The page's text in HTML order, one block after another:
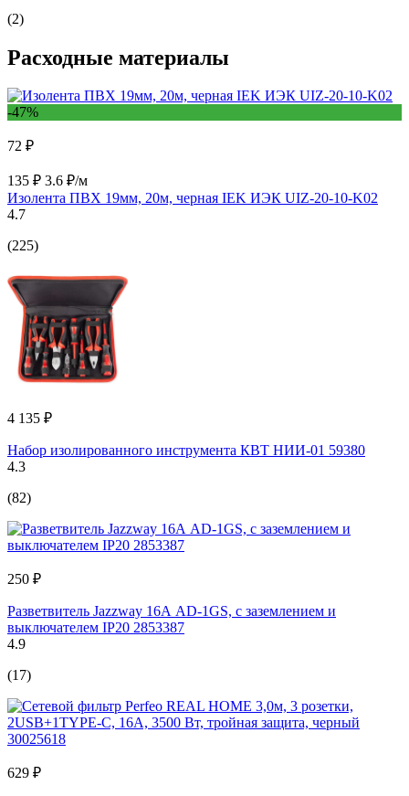
(2)
Расходные материалы
-47%
72 ₽
135 ₽ 3.6 ₽/м
Изолента ПВХ 19мм, 20м, черная IEK ИЭК UIZ-20-10-K02
4.7
(225)
4 135 ₽
Набор изолированного инструмента КВТ НИИ-01 59380
4.3
(82)
250 ₽
Разветвитель Jаzzway 16А AD-1GS, с заземлением и
выключателем IP20 2853387
4.9
(17)
629 ₽